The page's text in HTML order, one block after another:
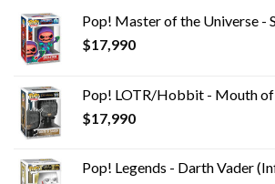
Pop! Master of the Universe -
$17,990
Pop! LOTR/Hobbit - Mouth of
$17,990
Pop! Legends - Darth Vader